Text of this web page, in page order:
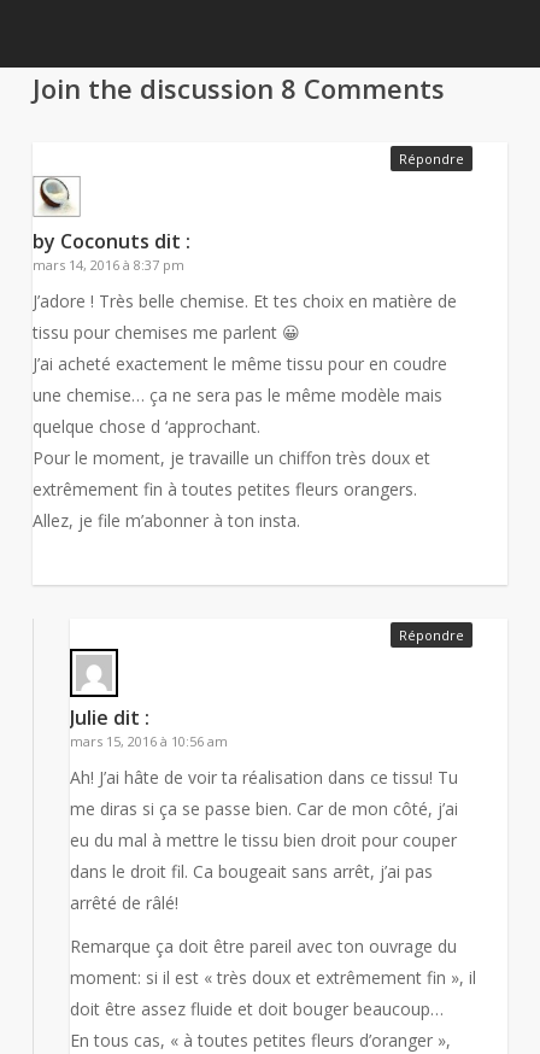
Join the discussion 8 Comments
by Coconuts dit :
mars 14, 2016 à 8:37 pm
J’adore ! Très belle chemise. Et tes choix en matière de
tissu pour chemises me parlent 😀
J’ai acheté exactement le même tissu pour en coudre
une chemise… ça ne sera pas le même modèle mais
quelque chose d ‘approchant.
Pour le moment, je travaille un chiffon très doux et
extrêmement fin à toutes petites fleurs orangers.
Allez, je file m’abonner à ton insta.
Répondre
Julie dit :
mars 15, 2016 à 10:56 am
Ah! J’ai hâte de voir ta réalisation dans ce tissu! Tu
me diras si ça se passe bien. Car de mon côté, j’ai
eu du mal à mettre le tissu bien droit pour couper
dans le droit fil. Ca bougeait sans arrêt, j’ai pas
arrêté de râlé!
Remarque ça doit être pareil avec ton ouvrage du
moment: si il est « très doux et extrêmement fin », il
doit être assez fluide et doit bouger beaucoup…
En tous cas, « à toutes petites fleurs d’oranger »,
Répondre